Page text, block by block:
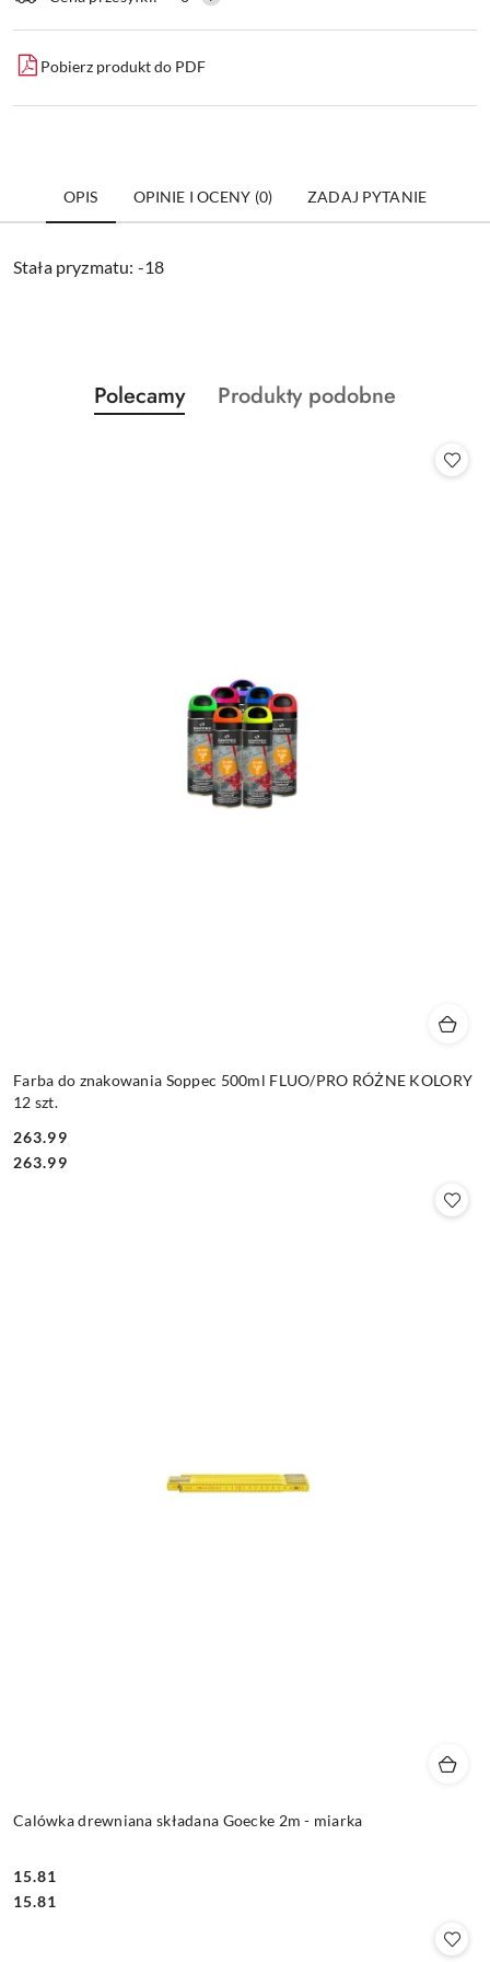
Pobierz produkt do PDF
OPIS OPINIE I OCENY (0) ZADAJ PYTANIE
Stała pryzmatu: -18
Pomiń karuzelę produktów
Produkty
o
Polecamy
Produkty
Produkty podobne
Farba do znakowania Soppec 500ml FLUO/PRO RÓŻNE KOLORY
12 szt.
Cena:
263.99
Cena:
263.99
Calówka drewniana składana Goecke 2m - miarka
Cena:
15.81
Cena:
15.81